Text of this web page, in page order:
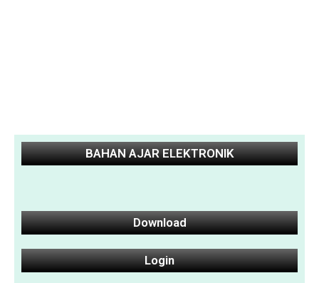
BAHAN AJAR ELEKTRONIK
Download
Login